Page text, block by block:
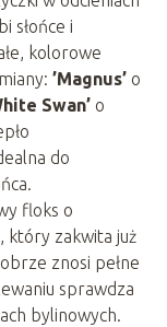
słońce i
kolorowe
’Magnus’o
Swan’o
do
floks o
który zakwita już
znosi pełne
sprawdza
bylinowych.